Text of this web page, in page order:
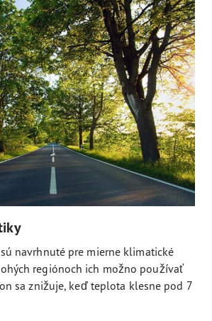
navrhnuté pre mierne klimatické
regiónoch ich možno používať
sa znižuje, keď teplota klesne pod 7